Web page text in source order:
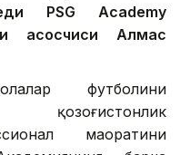
PSG Academy
асосчиси Алмас
футболини
маҳоратини